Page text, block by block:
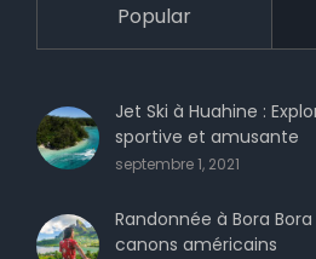
Popular
Jet Ski à Huahine :
sportive et amusante
septembre 1, 2021
Randonnée à Bora
canons américains